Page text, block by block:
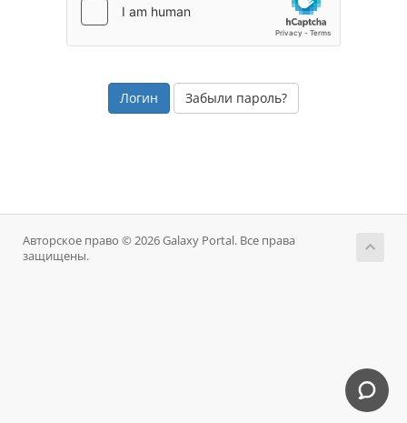
Забыли пароль?
Авторское право © 2026 Galaxy Portal. Все права
защищены.